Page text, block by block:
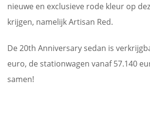
nieuwe en exclusieve rode kleur op
krijgen, namelijk Artisan Red.
De 20th Anniversary sedan is
euro, de stationwagen vanaf 57.140
samen!